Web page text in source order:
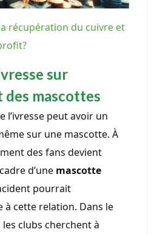
récupération du cuivre et
sur
des mascottes
l’ivresse peut avoir un
sur une mascotte. À
des fans devient
d’une mascotte
pourrait
à cette relation. Dans le
clubs cherchent à